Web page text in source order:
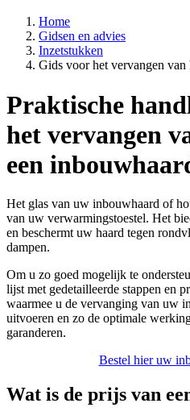
Home
Gidsen en advies
Inzetstukken
Gids voor het vervangen
Praktische
het vervangen
een
Het glas van uw inbouwhaard of
van uw verwarmingstoestel. Het
en beschermt uw haard tegen
dampen.
Om u zo goed mogelijk te
lijst met gedetailleerde stappen en
waarmee u de vervanging van uw
uitvoeren en zo de optimale
garanderen.
Bestel hier uw
Wat is de prijs van